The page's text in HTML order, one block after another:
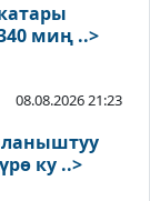
тааныштырган аял 340 миң ..>
08.08.2026 21:23
ку ..>